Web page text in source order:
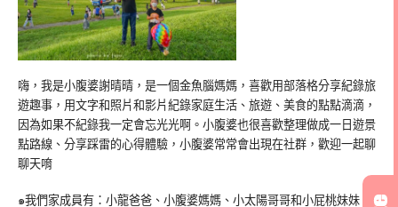
嗨，我是小腹婆謝晴晴，是一個金魚腦媽媽，喜歡用部落格分享紀錄旅
遊趣事，用文字和照片和影片紀錄家庭生活、旅遊、美食的點點滴滴，
因為如果不紀錄我一定會忘光光啊。小腹婆也很喜歡整理做成一日遊景
點路線、分享踩雷的心得體驗，小腹婆常常會出現在社群，歡迎一起聊
聊天唷
๑我們家成員有：小龍爸爸、小腹婆媽媽、小太陽哥哥和小屁桃妹妹